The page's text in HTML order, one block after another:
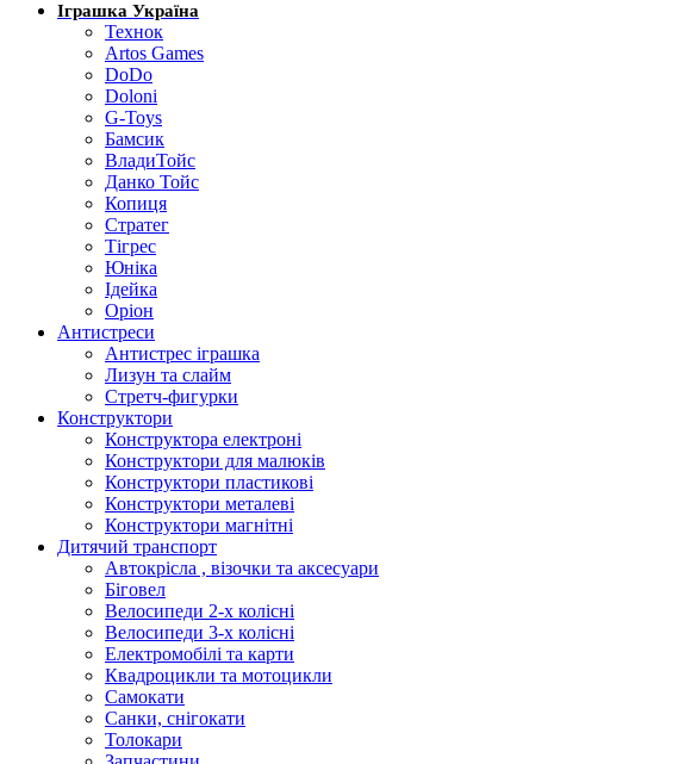
Іграшка Україна
Технок
Artos Games
DoDo
Doloni
G-Toys
Бамсик
ВладиТойс
Данко Тойс
Копиця
Стратег
Тігрес
Юніка
Ідейка
Оріон
Антистреси
Антистрес іграшка
Лизун та слайм
Стретч-фигурки
Конструктори
Конструктора електроні
Конструктори для малюків
Конструктори пластикові
Конструктори металеві
Конструктори магнітні
Дитячий транспорт
Автокрісла , візочки та аксесуари
Біговел
Велосипеди 2-х колісні
Велосипеди 3-х колісні
Електромобілі та карти
Квадроцикли та мотоцикли
Самокати
Санки, снігокати
Толокари